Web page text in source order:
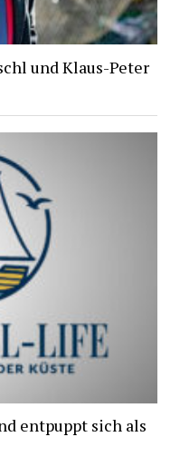
und Klaus-Peter
entpuppt sich als